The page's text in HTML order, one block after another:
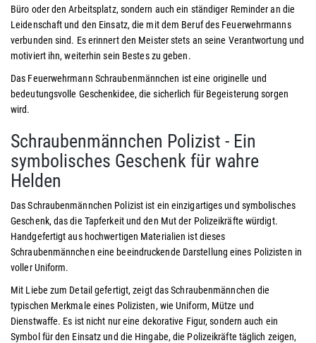
Büro oder den Arbeitsplatz, sondern auch ein ständiger Reminder an die
Leidenschaft und den Einsatz, die mit dem Beruf des Feuerwehrmanns
verbunden sind. Es erinnert den Meister stets an seine Verantwortung und
motiviert ihn, weiterhin sein Bestes zu geben.
Das Feuerwehrmann Schraubenmännchen ist eine originelle und
bedeutungsvolle Geschenkidee, die sicherlich für Begeisterung sorgen
wird.
Schraubenmännchen Polizist - Ein
symbolisches Geschenk für wahre
Helden
Das Schraubenmännchen Polizist ist ein einzigartiges und symbolisches
Geschenk, das die Tapferkeit und den Mut der Polizeikräfte würdigt.
Handgefertigt aus hochwertigen Materialien ist dieses
Schraubenmännchen eine beeindruckende Darstellung eines Polizisten in
voller Uniform.
Mit Liebe zum Detail gefertigt, zeigt das Schraubenmännchen die
typischen Merkmale eines Polizisten, wie Uniform, Mütze und
Dienstwaffe. Es ist nicht nur eine dekorative Figur, sondern auch ein
Symbol für den Einsatz und die Hingabe, die Polizeikräfte täglich zeigen,